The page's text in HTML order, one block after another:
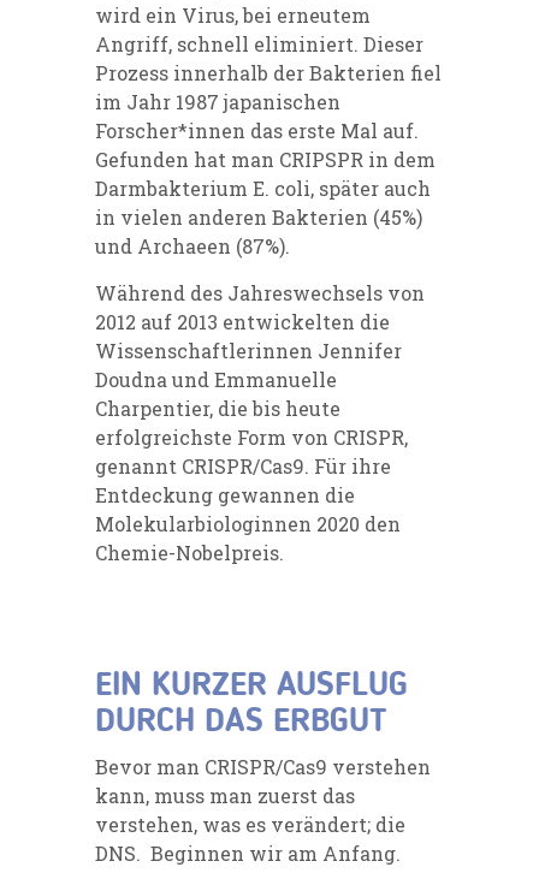
wird ein Virus, bei erneutem
Angriff, schnell eliminiert. Dieser
Prozess innerhalb der Bakterien fiel
im Jahr 1987 japanischen
Forscher*innen das erste Mal auf.
Gefunden hat man CRIPSPR in dem
Darmbakterium E. coli, später auch
in vielen anderen Bakterien (45%)
und Archaeen (87%).
Während des Jahreswechsels von
2012 auf 2013 entwickelten die
Wissenschaftlerinnen Jennifer
Doudna und Emmanuelle
Charpentier, die bis heute
erfolgreichste Form von CRISPR,
genannt CRISPR/Cas9. Für ihre
Entdeckung gewannen die
Molekularbiologinnen 2020 den
Chemie-Nobelpreis.
EIN KURZER AUSFLUG
DURCH DAS ERBGUT
Bevor man CRISPR/Cas9 verstehen
kann, muss man zuerst das
verstehen, was es verändert; die
DNS. Beginnen wir am Anfang.